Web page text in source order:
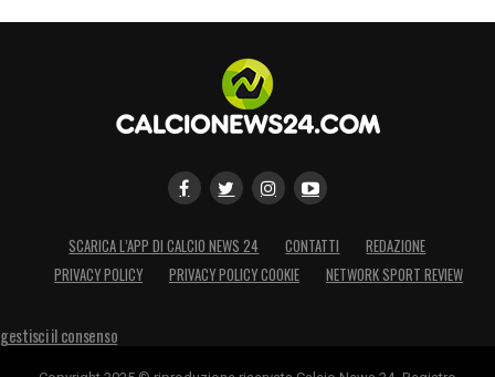
SCARICA L’APP DI CALCIO NEWS 24 CONTATTI
REDAZIONE
PRIVACY POLICY
PRIVACY POLICY COOKIE NETWORK SPORT REVIEW
gestisci il consenso